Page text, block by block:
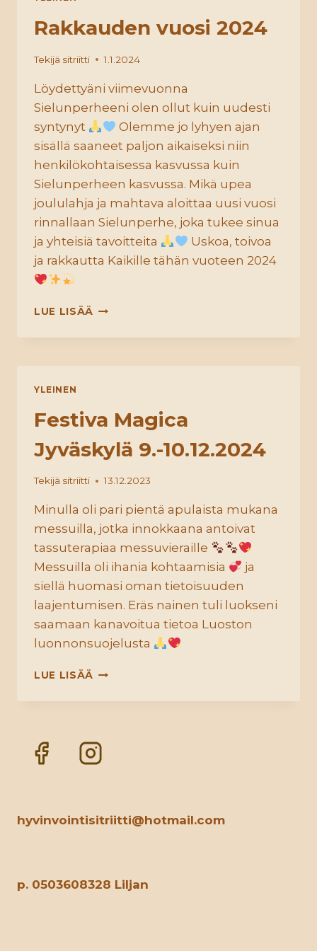
Rakkauden vuosi 2024
Tekijä sitriitti 1.1.2024
Löydettyäni viimevuonna
Sielunperheeni olen ollut kuin uudesti
syntynyt
Olemme jo lyhyen ajan
sisällä saaneet paljon aikaiseksi niin
henkilökohtaisessa kasvussa kuin
Sielunperheen kasvussa. Mikä upea
joululahja ja mahtava aloittaa uusi vuosi
rinnallaan Sielunperhe, joka tukee sinua
ja yhteisiä tavoitteita
Uskoa, toivoa
ja rakkautta Kaikille tähän vuoteen 2024
LUE LISÄÄ RAKKAUDEN
YLEINEN
Festiva Magica
Jyväskylä 9.-10.12.2024
Tekijä sitriitti 13.12.2023
Minulla oli pari pientä apulaista mukana
messuilla, jotka innokkaana antoivat
tassuterapiaa messuvieraille
Messuilla oli ihania kohtaamisia
ja
siellä huomasi oman tietoisuuden
laajentumisen. Eräs nainen tuli luokseni
saamaan kanavoitua tietoa Luoston
luonnonsuojelusta
LUE LISÄÄ FESTIVA
hyvinvointisitriitti@hotmail.com
p. 0503608328 Liljan